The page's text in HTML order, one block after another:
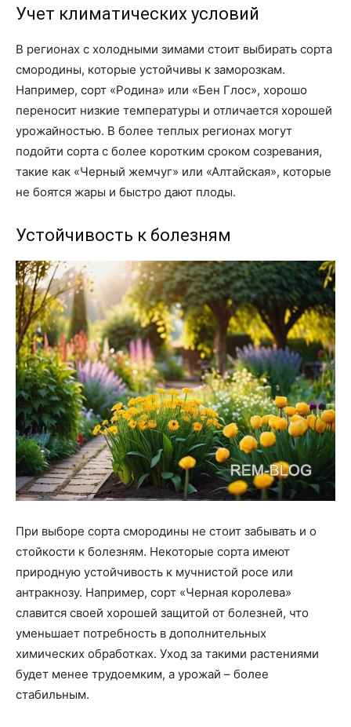
Учет климатических условий
В регионах с холодными зимами стоит выбирать сорта
смородины, которые устойчивы к заморозкам.
Например, сорт «Родина» или «Бен Глос», хорошо
переносит низкие температуры и отличается хорошей
урожайностью. В более теплых регионах могут
подойти сорта с более коротким сроком созревания,
такие как «Черный жемчуг» или «Алтайская», которые
не боятся жары и быстро дают плоды.
Устойчивость к болезням
При выборе сорта смородины не стоит забывать и о
стойкости к болезням. Некоторые сорта имеют
природную устойчивость к мучнистой росе или
антракнозу. Например, сорт «Черная королева»
славится своей хорошей защитой от болезней, что
уменьшает потребность в дополнительных
химических обработках. Уход за такими растениями
будет менее трудоемким, а урожай – более
стабильным.